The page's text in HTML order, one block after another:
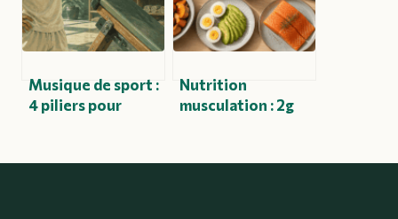
Musique de sport :
4 piliers pour
repousser vos
Nutrition
musculation : 2g
pour bâtir du